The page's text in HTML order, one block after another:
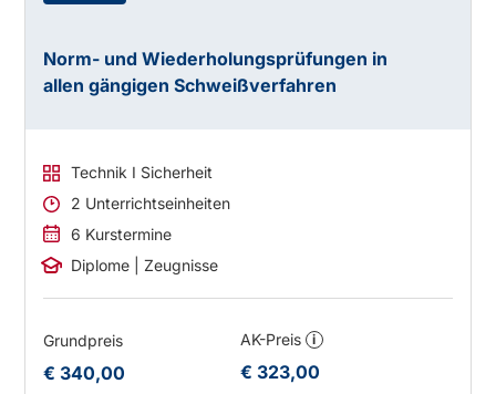
Norm- und Wiederholungsprüfungen in
allen gängigen Schweißverfahren
Technik I Sicherheit
2 Unterrichtseinheiten
6 Kurstermine
Diplome | Zeugnisse
Grundpreis
€ 340,00
AK-Preis i
€ 323,00